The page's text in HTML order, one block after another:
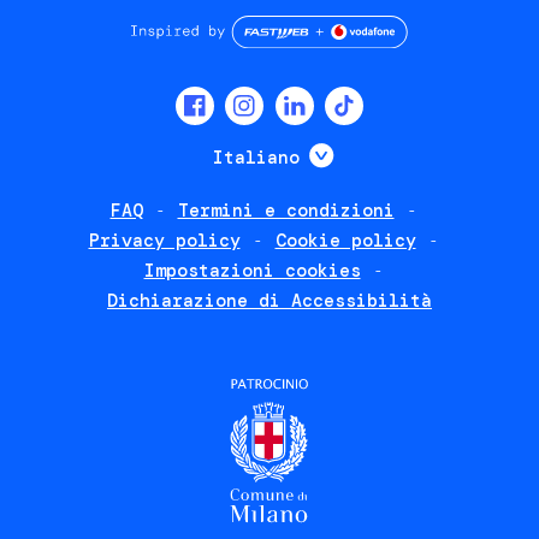
Italiano Mostra ulteriori
FAQ
Termini e condizioni
Privacy policy
Cookie policy
Impostazioni cookies
Dichiarazione di Accessibilità